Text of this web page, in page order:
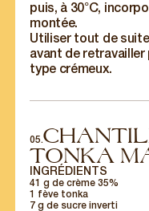
puis, à 30°C,
montée.
Utiliser tout de
avant de
type crémeux.
05.
TONKA
INGRÉDIENTS
41 g de crème 35%
1 fève tonka
7 g de sucre inverti